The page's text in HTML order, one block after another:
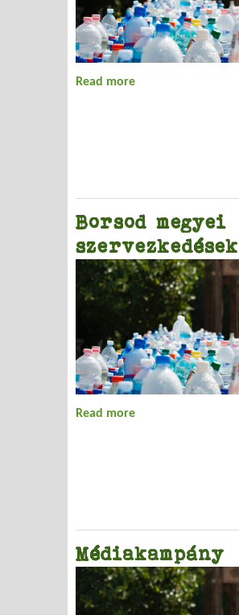
Read more
Borsod megyei
szervezkedések
Read more
Médiakampány